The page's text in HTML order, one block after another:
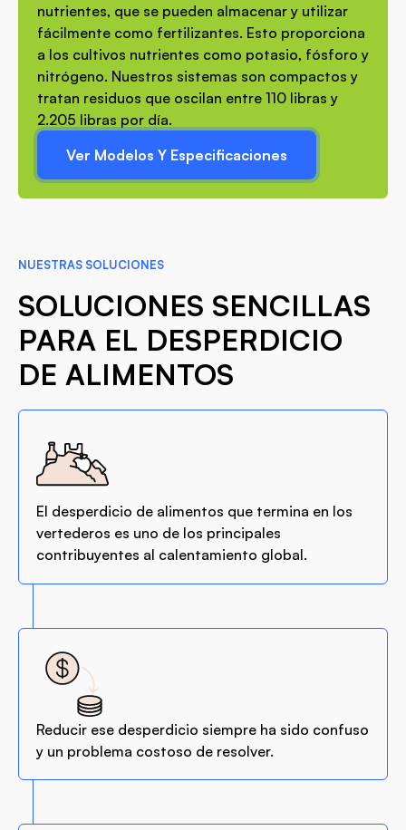
nutrientes, que se pueden almacenar y utilizar
fácilmente como fertilizantes. Esto proporciona
a los cultivos nutrientes como potasio, fósforo y
nitrógeno. Nuestros sistemas son compactos y
tratan residuos que oscilan entre 110 libras y
2.205 libras por día.
Ver Modelos Y Especificaciones
NUESTRAS SOLUCIONES
SOLUCIONES SENCILLAS
PARA EL DESPERDICIO
DE ALIMENTOS
El desperdicio de alimentos que termina en los
vertederos es uno de los principales
contribuyentes al calentamiento global.
Reducir ese desperdicio siempre ha sido confuso
y un problema costoso de resolver.